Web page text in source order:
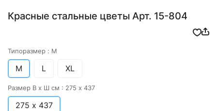
Красные стальные цветы Арт. 15-804
Типоразмер : M
M L XL
Размер В х Ш см : 275 х 437
275 х 437